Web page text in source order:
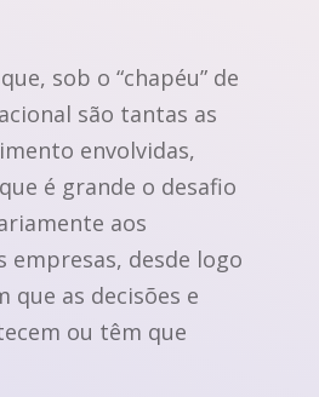
sob o “chapéu” de
são tantas as
envolvidas,
é grande o desafio
aos
empresas, desde logo
que as decisões e
ou têm que